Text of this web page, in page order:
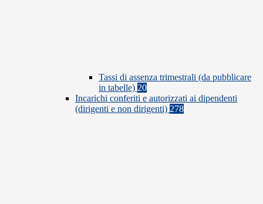
Tassi di assenza trimestrali (da pubblicare
in tabelle) 20
Incarichi conferiti e autorizzati ai dipendenti
(dirigenti e non dirigenti) 278